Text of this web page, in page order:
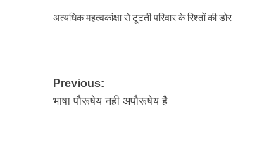
अत्यधिक महत्वकांक्षा से टूटती परिवार के रिश्तों की डोर
Post
navigation
Previous:
भाषा पौरूषेय नही अपौरूषेय है